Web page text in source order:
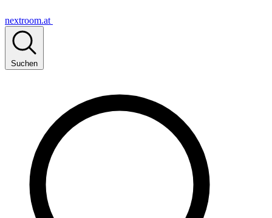
nextroom.at
Suchen